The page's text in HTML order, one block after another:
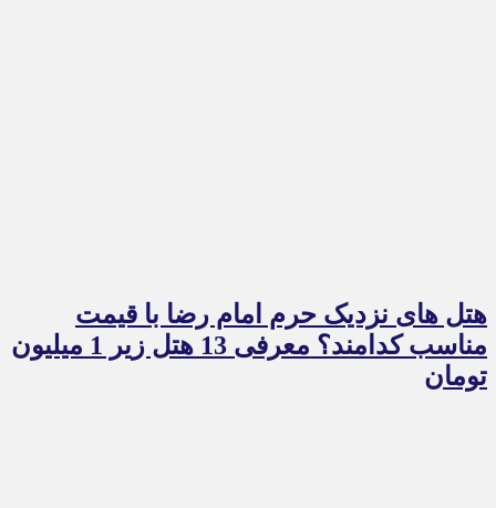
هتل های نزدیک حرم امام رضا با قیمت
مناسب کدامند؟ معرفی 13 هتل زیر 1 میلیون
تومان